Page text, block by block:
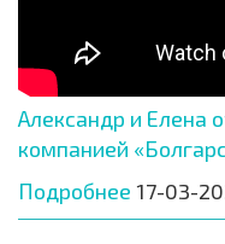
Александр и Елена
компанией
Подробнее 17-03-